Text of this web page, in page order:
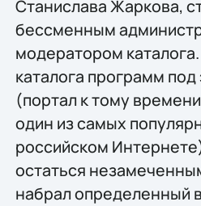
Станислава Жаркова,
бессменным
модератором
каталога программ
(портал к тому
один из самых
российском
остаться
набрал определенный